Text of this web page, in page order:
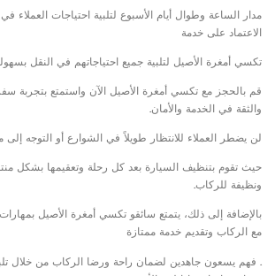
مدار الساعة وطوال أيام الأسبوع لتلبية احتياجات العملاء
الاعتماد على خدمة
تكسي أمغرة الأصيل لتلبية جميع احتياجاتهم في النقل
قم بالحجز مع تكسي أمغرة الأصيل الآن واستمتع بتجربة
والثقة في الخدمة والأمان.
لن يضطر العملاء للانتظار طويلاً في الشوارع أو التوجه
حيث تقوم بتنظيف السيارة بعد كل رحلة وتعقيمها بشكل
ونظيفة للركاب.
بالإضافة إلى ذلك، يتمتع سائقو تكسي أمغرة الأصيل بمهارات
مع الركاب وتقديم خدمة ممتازة
. فهم يسعون جاهدين لضمان راحة ورضا الركاب من خلال